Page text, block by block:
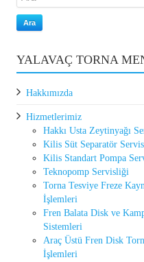
Ara
YALAVAÇ TORNA
Hakkımızda
Hizmetlerimiz
Hakkı Usta Zeytinyağı
Kilis Süt Separatör
Kilis Standart Pompa
Teknopomp Servisliği
Torna Tesviye Freze
İşlemleri
Fren Balata Disk ve
Sistemleri
Araç Üstü Fren Disk
İşlemleri